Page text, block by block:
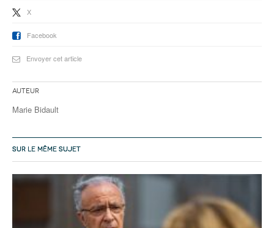
X
Facebook
Envoyer cet article
Auteur
Marie Bidault
SUR LE MÊME SUJET